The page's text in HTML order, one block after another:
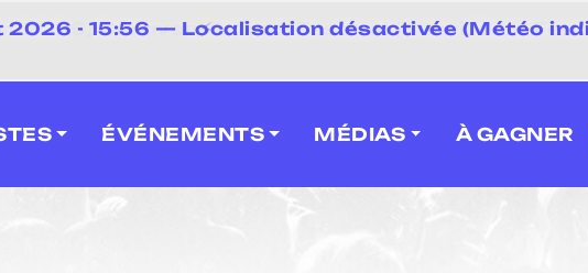
⚡
2026 - 15:56 — Localisation désactivée (Météo
2026] Caravan' Square Festival (Neuville-en-
ÉVÉNEMENTS MÉDIAS À GAGNER